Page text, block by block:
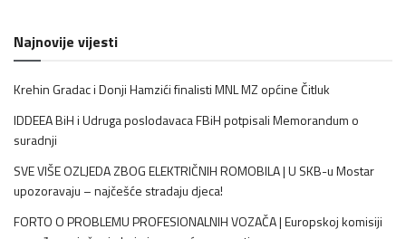
Najnovije vijesti
Krehin Gradac i Donji Hamzići finalisti MNL MZ općine Čitluk
IDDEEA BiH i Udruga poslodavaca FBiH potpisali Memorandum o
suradnji
SVE VIŠE OZLJEDA ZBOG ELEKTRIČNIH ROMOBILA | U SKB-u Mostar
upozoravaju – najčešće stradaju djeca!
FORTO O PROBLEMU PROFESIONALNIH VOZAČA | Europskoj komisiji